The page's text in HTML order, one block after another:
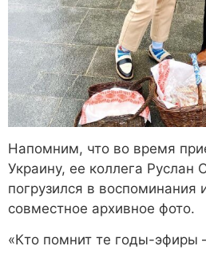
Напомним, что во время
Украину, ее коллега Руслан
погрузился в воспоминания
совместное архивное фото.
«Кто помнит те годы-эфиры